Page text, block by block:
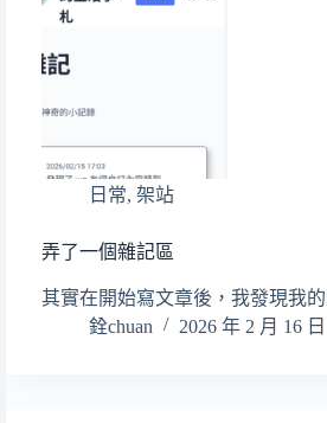
日常, 架站
弄了一個雜記區
其實在開始寫文章後，我發現我
銓chuan
2026 年 2 月 16 日